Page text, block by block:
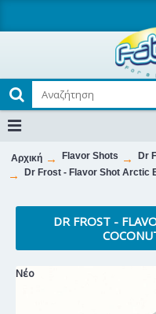
Αρχική Flavor Shots
Dr
Dr Frost - Flavor Shot Arctic
DR FROST -
Νέο